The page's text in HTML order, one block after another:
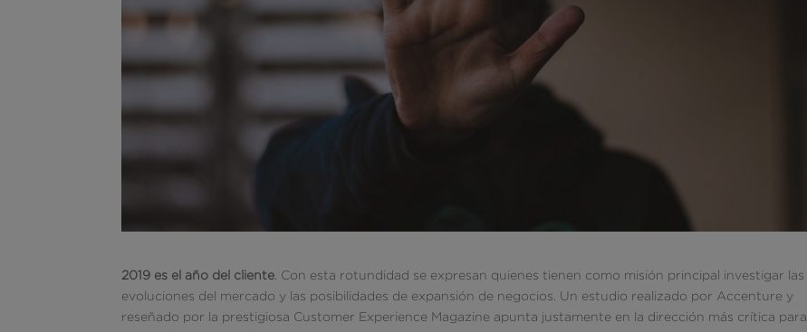
2019 es el año del cliente . Con esta rotundidad se expresan quienes tienen como misión principal investigar las
evoluciones del mercado y las posibilidades de expansión de negocios. Un estudio realizado por Accenture y
reseñado por la prestigiosa Customer Experience Magazine apunta justamente en la dirección más crítica para